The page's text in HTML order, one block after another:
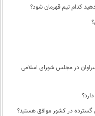
كدام تيم قهرمان شود؟
سراوان در مجلس شورای اسلامی
گسترده در کشور موافق هستید؟